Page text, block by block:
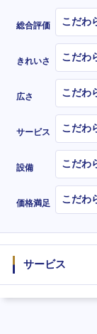
総合評価
きれいさ
広さ
サービス
設備
価格満足
サービス